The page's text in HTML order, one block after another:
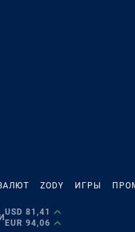
ZODY ИГРЫ
USD 81,41
EUR 94,06